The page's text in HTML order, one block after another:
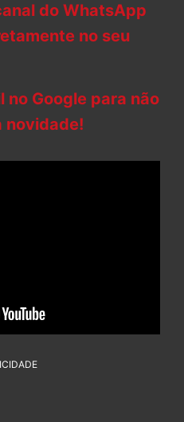
do WhatsApp
no seu
no Google para não
novidade!